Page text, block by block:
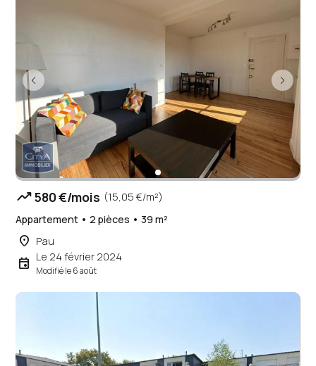
trending_up580 €/mois (15,05 €/m²)
Appartement • 2 pièces • 39 m²
place Pau
event Le 24 février 2024
Modifié le 6 août